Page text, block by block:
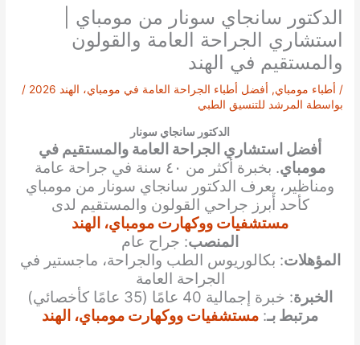
الدكتور سانجاي سونار من مومباي |
استشاري الجراحة العامة والقولون
والمستقيم في الهند
/ أطباء مومباي, أفضل أطباء الجراحة العامة في مومباي، الهند 2026
/
بواسطة المرشد للتنسيق الطبي
الدكتور سانجاي سونار
أفضل استشاري الجراحة العامة والمستقيم في
مومباي
. بخبرة أكثر من ٤٠ سنة في جراحة عامة
ومناظير، يعرف الدكتور سانجاي سونار من مومباي
كأحد أبرز جراحي القولون والمستقيم لدى
مستشفيات ووكهارت مومباي، الهند
المنصب: جراح عام
المؤهلات: بكالوريوس الطب والجراحة، ماجستير في
الجراحة العامة
الخبرة: خبرة إجمالية 40 عامًا (35 عامًا كأخصائي)
مرتبط بـ: مستشفيات ووكهارت مومباي، الهند